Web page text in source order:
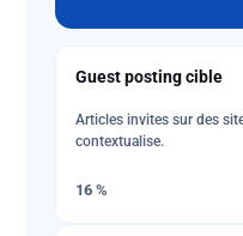
Guest posting cible
Articles invites sur des
contextualise.
16 %